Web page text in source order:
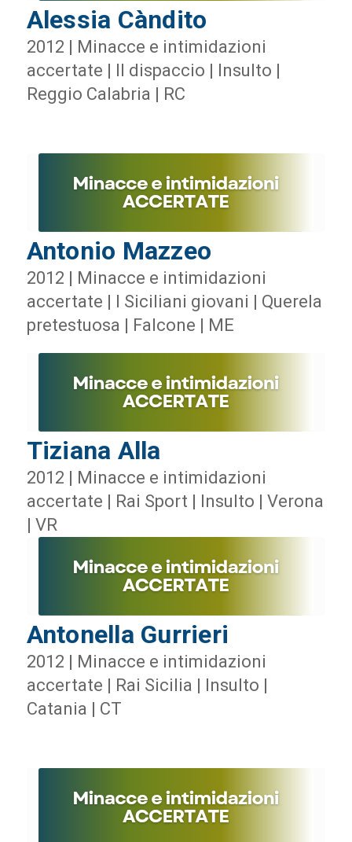
Alessia Càndito
2012 | Minacce e intimidazioni
accertate | Il dispaccio | Insulto |
Reggio Calabria | RC
Antonio Mazzeo
2012 | Minacce e intimidazioni
accertate | I Siciliani giovani | Querela
pretestuosa | Falcone | ME
Tiziana Alla
2012 | Minacce e intimidazioni
accertate | Rai Sport | Insulto | Verona
| VR
Antonella Gurrieri
2012 | Minacce e intimidazioni
accertate | Rai Sicilia | Insulto |
Catania | CT